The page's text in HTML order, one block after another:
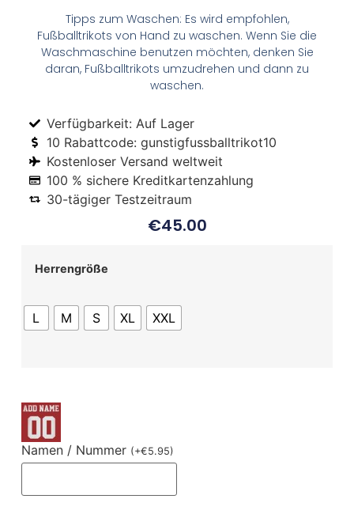
Tipps zum Waschen: Es wird empfohlen,
Fußballtrikots von Hand zu waschen. Wenn Sie die
Waschmaschine benutzen möchten, denken Sie
daran, Fußballtrikots umzudrehen und dann zu
waschen.
Verfügbarkeit: Auf Lager
10 Rabattcode: gunstigfussballtrikot10
Kostenloser Versand weltweit
100 % sichere Kreditkartenzahlung
30-tägiger Testzeitraum
€45.00
Herrengröße
L M S XL XXL
Namen / Nummer (+€5.95)